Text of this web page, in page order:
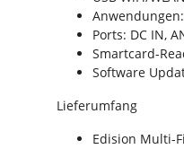
Anwendungen:
Ports: DC IN,
Smartcard-
Software
Lieferumfang
Edision Multi-